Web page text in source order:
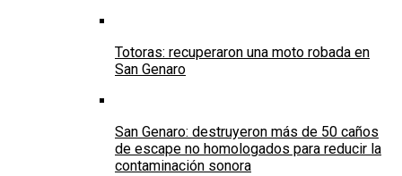
Totoras: recuperaron una moto robada en
San Genaro
San Genaro: destruyeron más de 50 caños
de escape no homologados para reducir la
contaminación sonora